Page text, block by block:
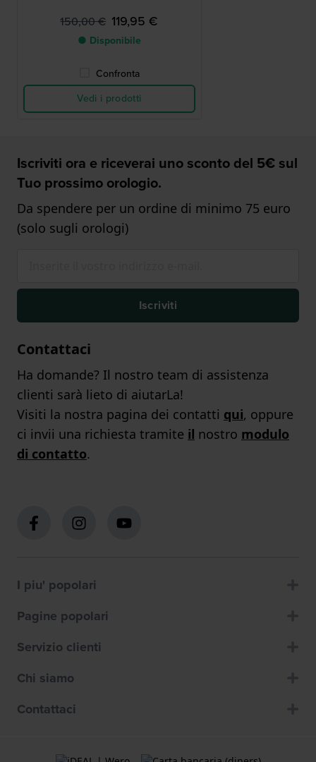
150,00 € 119,95 €
● Disponibile
Confronta
Vedi i prodotti
Iscriviti ora e riceverai uno sconto del 5€ sul
Tuo prossimo orologio.
Da spendere per un ordine di minimo 75 euro
(solo sugli orologi)
Iscriviti
Contattaci
Ha domande? Il nostro team di assistenza
clienti sarà lieto di aiutarLa!
Visiti la nostra pagina dei contatti qui, oppure
ci invii una richiesta tramite il nostro modulo
di contatto.
I piu' popolari
Pagine popolari
Servizio clienti
Chi siamo
Contattaci